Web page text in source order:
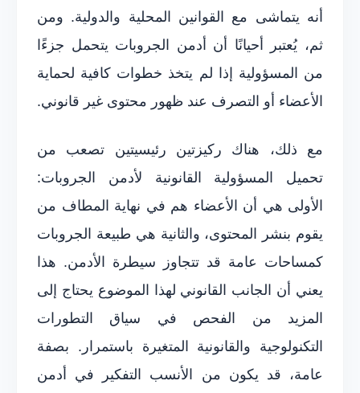
أنه يتماشى مع القوانين المحلية والدولية. ومن
ثم، يُعتبر أحيانًا أن أدمن الجروبات يتحمل جزءًا
من المسؤولية إذا لم يتخذ خطوات كافية لحماية
الأعضاء أو التصرف عند ظهور محتوى غير قانوني.
مع ذلك، هناك ركيزتين رئيسيتين تصعب من
تحميل المسؤولية القانونية لأدمن الجروبات:
الأولى هي أن الأعضاء هم في نهاية المطاف من
يقوم بنشر المحتوى، والثانية هي طبيعة الجروبات
كمساحات عامة قد تتجاوز سيطرة الأدمن. هذا
يعني أن الجانب القانوني لهذا الموضوع يحتاج إلى
المزيد من الفحص في سياق التطورات
التكنولوجية والقانونية المتغيرة باستمرار. بصفة
عامة، قد يكون من الأنسب التفكير في أدمن